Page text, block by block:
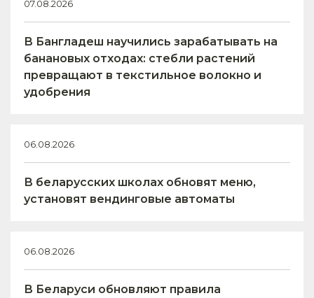
07.08.2026
В Бангладеш научились зарабатывать на
банановых отходах: стебли растений
превращают в текстильное волокно и
удобрения
06.08.2026
В беларусских школах обновят меню,
установят вендинговые автоматы
06.08.2026
В Беларуси обновляют правила